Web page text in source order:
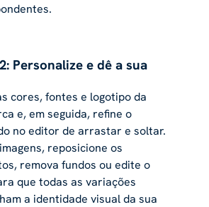
Personalize e dê a sua
cores, fontes e logotipo da
e, em seguida, refine o
no editor de arrastar e soltar.
reposicione os
remova fundos ou edite o
que todas as variações
a identidade visual da sua